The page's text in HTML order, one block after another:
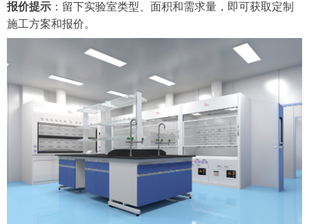
报价提示 ：留下实验室类型、面积和需求量，即可获取定制
施工方案和报价。